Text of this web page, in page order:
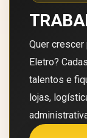
Quer
Eletro?
talentos e
lojas,